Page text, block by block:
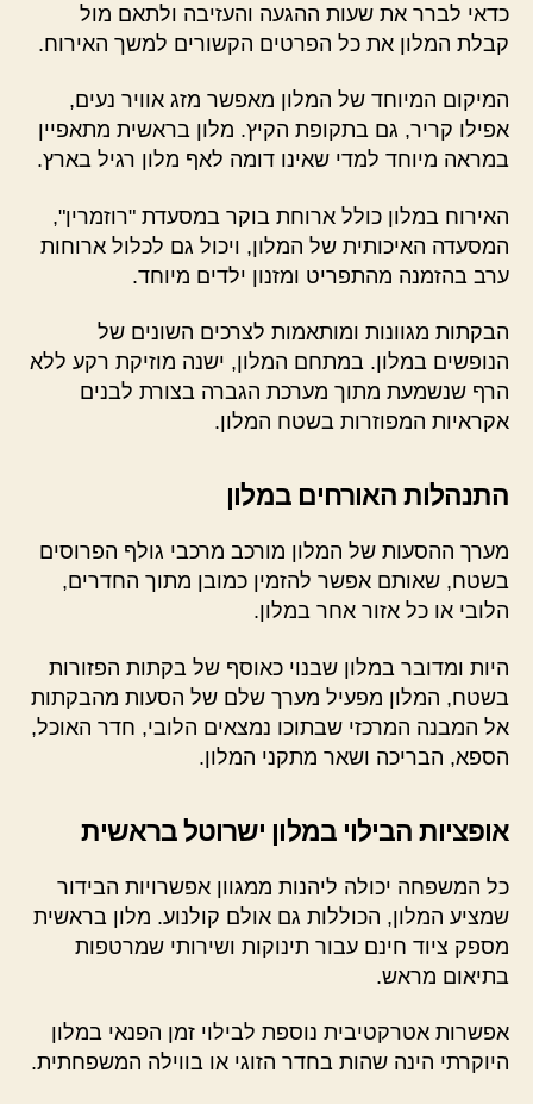
כדאי לברר את שעות ההגעה והעזיבה ולתאם מול
קבלת המלון את כל הפרטים הקשורים למשך האירוח.
המיקום המיוחד של המלון מאפשר מזג אוויר נעים,
אפילו קריר, גם בתקופת הקיץ. מלון בראשית מתאפיין
במראה מיוחד למדי שאינו דומה לאף מלון רגיל בארץ.
האירוח במלון כולל ארוחת בוקר במסעדת "רוזמרין",
המסעדה האיכותית של המלון, ויכול גם לכלול ארוחות
ערב בהזמנה מהתפריט ומזנון ילדים מיוחד.
הבקתות מגוונות ומותאמות לצרכים השונים של
הנופשים במלון. במתחם המלון, ישנה מוזיקת רקע ללא
הרף שנשמעת מתוך מערכת הגברה בצורת לבנים
אקראיות המפוזרות בשטח המלון.
התנהלות האורחים במלון
מערך ההסעות של המלון מורכב מרכבי גולף הפרוסים
בשטח, שאותם אפשר להזמין כמובן מתוך החדרים,
הלובי או כל אזור אחר במלון.
היות ומדובר במלון שבנוי כאוסף של בקתות הפזורות
בשטח, המלון מפעיל מערך שלם של הסעות מהבקתות
אל המבנה המרכזי שבתוכו נמצאים הלובי, חדר האוכל,
הספא, הבריכה ושאר מתקני המלון.
אופציות הבילוי במלון ישרוטל בראשית
כל המשפחה יכולה ליהנות ממגוון אפשרויות הבידור
שמציע המלון, הכוללות גם אולם קולנוע. מלון בראשית
מספק ציוד חינם עבור תינוקות ושירותי שמרטפות
בתיאום מראש.
אפשרות אטרקטיבית נוספת לבילוי זמן הפנאי במלון
היוקרתי הינה שהות בחדר הזוגי או בווילה המשפחתית.